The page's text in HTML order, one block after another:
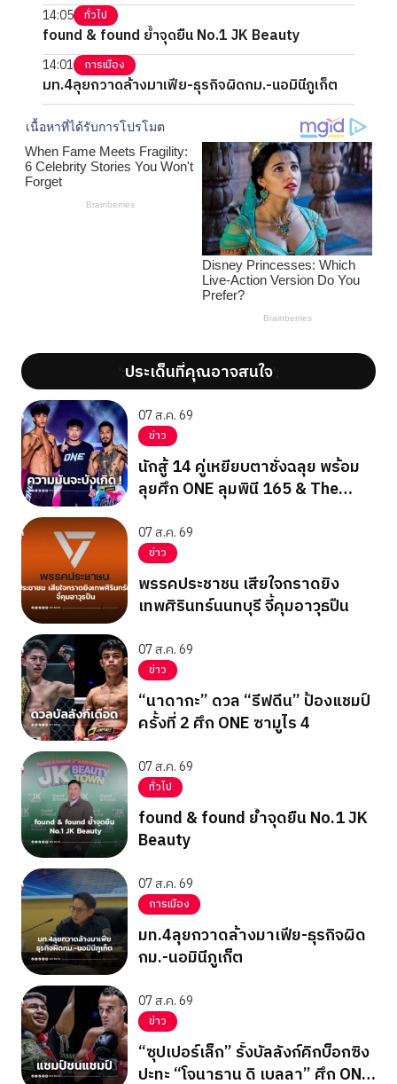
14:05 ทั่วไป
found & found ย้ำจุดยืน No.1 JK Beauty
14:01 การเมือง
มท.4ลุยกวาดล้างมาเฟีย-ธุรกิจผิดกม.-นอมินีภูเก็ต
';ประเด็นที่คุณอาจสนใจ';
07 ส.ค. 69
ข่าว
นักสู้ 14 คู่เหยียบตาชั่งฉลุย พร้อม
ลุยศึก ONE ลุมพินี 165 & The
07 ส.ค. 69
ข่าว
พรรคประชาชน เสียใจกราดยิง
เทพศิรินทร์นนทบุรี จี้คุมอาวุธปืน
07 ส.ค. 69
ข่าว
“นาดากะ” ดวล “รีฟดีน” ป้องแชมป์
ครั้งที่ 2 ศึก ONE ซามูไร 4
07 ส.ค. 69
ทั่วไป
found & found ย้ำจุดยืน No.1 JK
Beauty
07 ส.ค. 69
การเมือง
มท.4ลุยกวาดล้างมาเฟีย-ธุรกิจผิด
กม.-นอมินีภูเก็ต
07 ส.ค. 69
ข่าว
“ซุปเปอร์เล็ก” รั้งบัลลังก์คิกบ็อกซิง
ปะทะ “โจนาธาน ดิ เบลลา” ศึก ONE